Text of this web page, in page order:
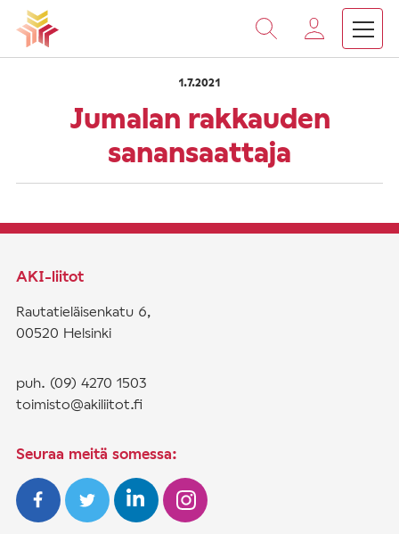
Vieritä
sisältöön
Etusivu Jumalan rakkauden
1.7.2021
Jumalan rakkauden
sanansaattaja
AKI-liitot
Rautatieläisenkatu 6,
00520 Helsinki
puh. (09) 4270 1503
toimisto@akiliitot.fi
Seuraa meitä somessa: